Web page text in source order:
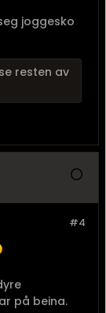
joggesko
resten av
#4
på beina.